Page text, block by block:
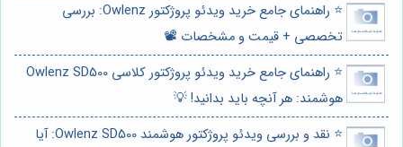
⭐️ راهنمای جامع خرید ویدئو پروژکتور Owlenz: بررسی
تخصصی + قیمت و مشخصات 📽️
⭐️ راهنمای جامع خرید ویدئو پروژکتور کلاسی Owlenz SD500
هوشمند: هر آنچه باید بدانید! 💡
⭐️ نقد و بررسی ویدئو پروژکتور هوشمند Owlenz SD500: آیا